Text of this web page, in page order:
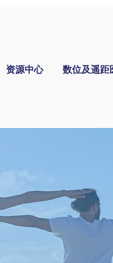
资源中心 数位及遥距